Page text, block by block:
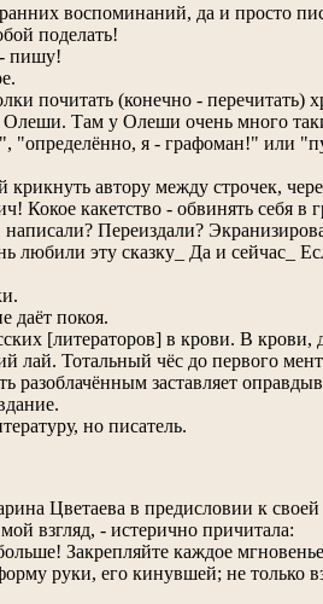
воспоминаний, да и просто
поделать!
- пишу!
почитать (конечно -
Там у Олеши очень много
"определённо, я - графоман!" или
крикнуть автору между строчек,
Кокое какетство - обвинять себя в
написали? Переиздали?
любили эту сказку_ Да и сейчас_
даёт покоя.
[литераторов] в крови. В
лай. Тотальный чёс до первого
разоблачённым заставляет
но писатель.
Цветаева в предисловии к
взгляд, - истерично причитала:
Закрепляйте каждое
руки, его кинувшей; не только